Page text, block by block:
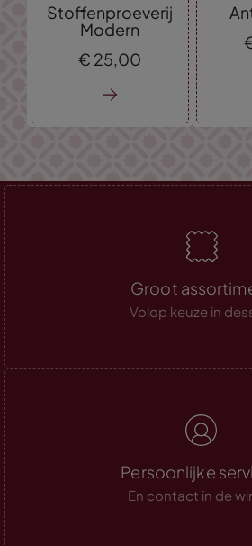
Stoffenproeverij
Modern
€ 25, 00
Groot
Volop keuze in
Persoonlijke
En contact in de